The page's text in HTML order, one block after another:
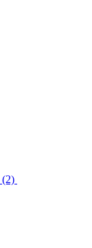
(2)